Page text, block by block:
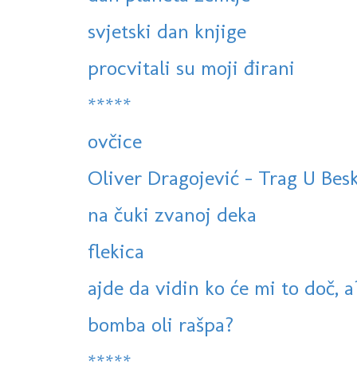
svjetski dan knjige
procvitali su moji đirani
*****
ovčice
Oliver Dragojević - Trag U
na čuki zvanoj deka
flekica
ajde da vidin ko će mi to doč,
bomba oli rašpa?
*****